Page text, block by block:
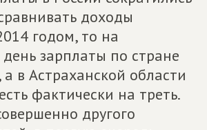
доходы
годом, то на
зарплаты по стране
в Астраханской области
фактически на треть.
другого